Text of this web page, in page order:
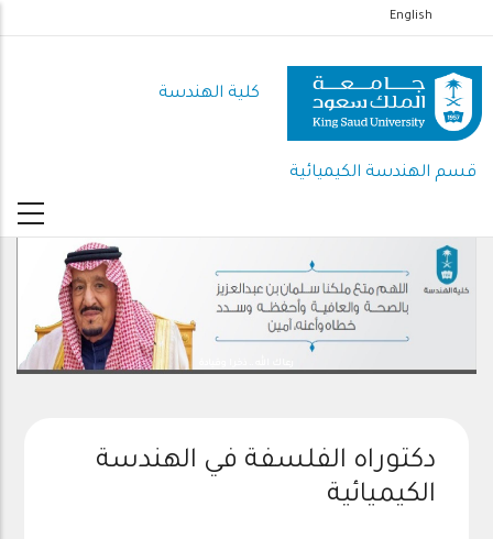
إلى
المحتوى
الرئيسي
English
كلية الهندسة
قسم الهندسة الكيميائية
دكتوراه الفلسفة في الهندسة
الكيميائية